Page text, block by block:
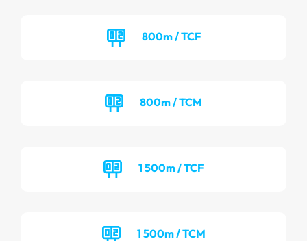
800m / TCF
800m / TCM
1 500m / TCF
1 500m / TCM